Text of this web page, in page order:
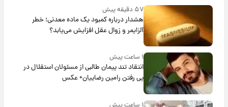
۵۷ دقیقه پیش
هشدار درباره کمبود یک ماده معدنی؛ خطر
آلزایمر و زوال عقل افزایش می‌یابد؟
۱ ساعت پیش
انتقاد تند پیمان طالبی از مسئولان استقلال در
پی رفتن رامین رضاییان+ عکس
۱ ساعت پیش